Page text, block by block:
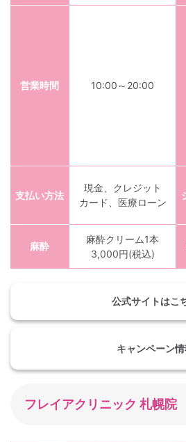
営業時間 10:00～20:00
支払い方法
現金、クレジット
カード、医療ローン
麻酔
麻酔クリーム1本
3,000円(税込)
公式サイトはこ
キャンペーン情
フレイアクリニック 札幌院